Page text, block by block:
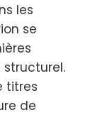
les
se
structurel.
titres
de